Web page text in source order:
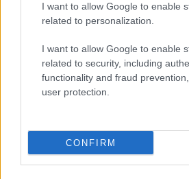
I want to allow Google to enable
related to personalization.
I want to allow Google to enable
related to security, including
functionality and fraud
user protection.
CONFIRM
l’Ungheria in rimonta e vola ai
Ilaria Mauri · 6 Ago 2026